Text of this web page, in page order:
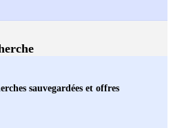
sauvegardées et offres